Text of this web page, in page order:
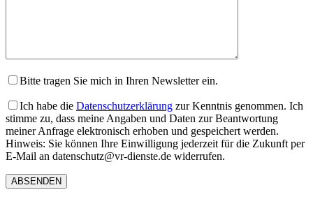
Bitte tragen Sie mich in Ihren Newsletter ein.
Ich habe die Datenschutzerklärung zur Kenntnis genommen. Ich
stimme zu, dass meine Angaben und Daten zur Beantwortung
meiner Anfrage elektronisch erhoben und gespeichert werden.
Hinweis: Sie können Ihre Einwilligung jederzeit für die Zukunft per
E-Mail an datenschutz@vr-dienste.de widerrufen.